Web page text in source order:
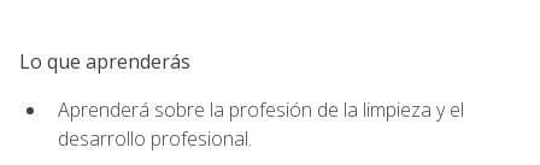
Lo que aprenderás
Aprenderá sobre la profesión de la limpieza y el
desarrollo profesional.